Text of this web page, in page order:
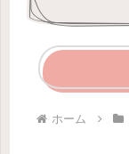
ホーム